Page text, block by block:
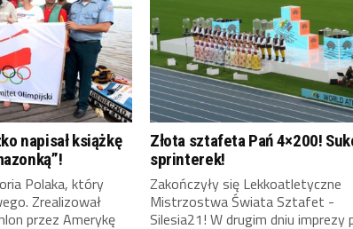
napisał książkę
Polaka, który
Zrealizował
przez Amerykę
Złota sztafeta Pań 4×200!
sprinterek!
Zakończyły się Lekkoatletyczne
Mistrzostwa Świata Sztafet -
Silesia21! W drugim dniu imprezy